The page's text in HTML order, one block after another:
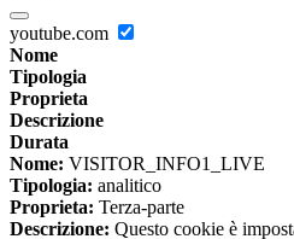
youtube.com
Nome
Tipologia
Proprieta
Descrizione
Durata
Nome: VISITOR_INFO1_LIVE
Tipologia: analitico
Proprieta: Terza-parte
Descrizione: Questo cookie è